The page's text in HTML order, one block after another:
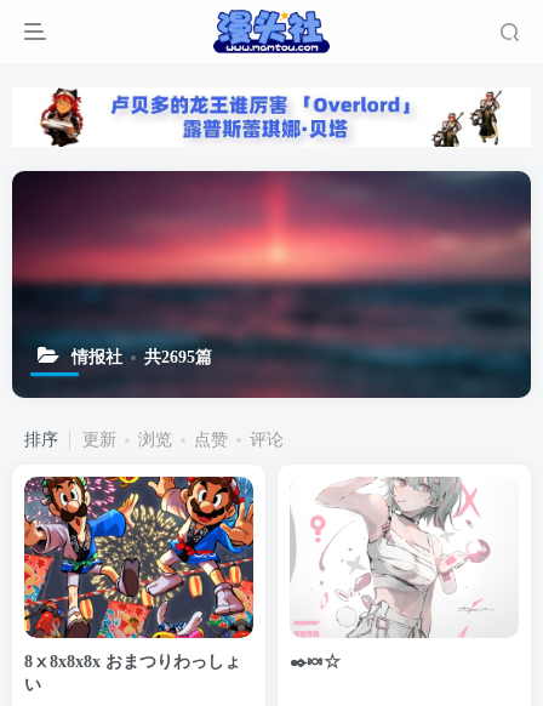
情报社 共2695篇
排序 更新 浏览 点赞 评论
8ⅹ8x8x8x おまつりわっしょ
い
✒️🍬☆